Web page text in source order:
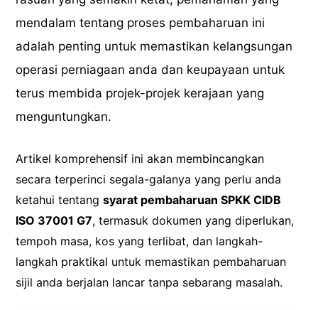
mendalam tentang proses pembaharuan ini
adalah penting untuk memastikan kelangsungan
operasi perniagaan anda dan keupayaan untuk
terus membida projek-projek kerajaan yang
menguntungkan.
Artikel komprehensif ini akan membincangkan
secara terperinci segala-galanya yang perlu anda
ketahui tentang syarat pembaharuan SPKK CIDB
ISO 37001 G7, termasuk dokumen yang diperlukan,
tempoh masa, kos yang terlibat, dan langkah-
langkah praktikal untuk memastikan pembaharuan
sijil anda berjalan lancar tanpa sebarang masalah.